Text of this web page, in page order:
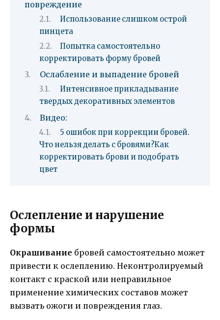
повреждение
Использование слишком острой
пинцета
Попытка самостоятельно
корректировать форму бровей
Ослабление и выпадение бровей
Интенсивное прикладывание
твердых декоративных элементов
Видео:
5 ошибок при коррекции бровей.
Что нельзя делать с бровями?Как
корректировать брови и подобрать
цвет
Ослепление и нарушение
формы
Окрашивание бровей самостоятельно может
привести к ослеплению. Неконтролируемый
контакт с краской или неправильное
применение химических составов может
вызвать ожоги и повреждения глаз.